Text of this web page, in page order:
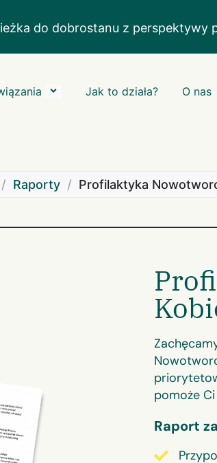
do dobrostanu z perspektywy
Jak to działa? O nas
/ Raporty / Profilaktyka
pomoże
Raport